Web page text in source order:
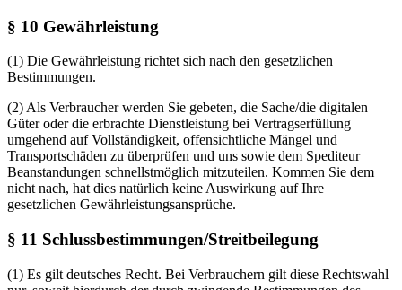
§ 10 Gewährleistung
(1) Die Gewährleistung richtet sich nach den gesetzlichen
Bestimmungen.
(2) Als Verbraucher werden Sie gebeten, die Sache/die digitalen
Güter oder die erbrachte Dienstleistung bei Vertragserfüllung
umgehend auf Vollständigkeit, offensichtliche Mängel und
Transportschäden zu überprüfen und uns sowie dem Spediteur
Beanstandungen schnellstmöglich mitzuteilen. Kommen Sie dem
nicht nach, hat dies natürlich keine Auswirkung auf Ihre
gesetzlichen Gewährleistungsansprüche.
§ 11 Schlussbestimmungen/Streitbeilegung
(1) Es gilt deutsches Recht. Bei Verbrauchern gilt diese Rechtswahl